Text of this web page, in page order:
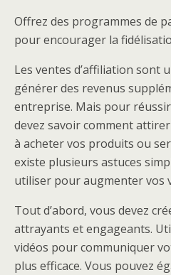
Offrez des programmes de
pour encourager la
Les ventes d’affiliation sont
générer des revenus
entreprise. Mais pour
devez savoir comment
à acheter vos produits ou
existe plusieurs astuces
utiliser pour augmenter vos
Tout d’abord, vous devez
attrayants et engageants.
vidéos pour communiquer
plus efficace. Vous pouvez